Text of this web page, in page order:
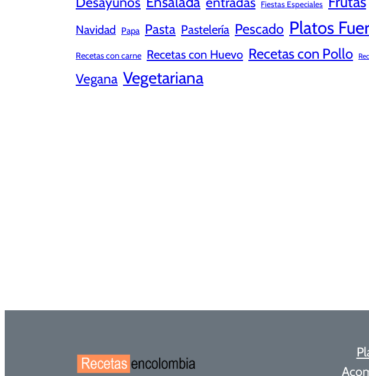
Fiestas Especiales
Navidad Papa Pasta Pastelería Pescado Platos
Recetas con carne Recetas con Huevo Recetas con Pollo
Vegana Vegetariana